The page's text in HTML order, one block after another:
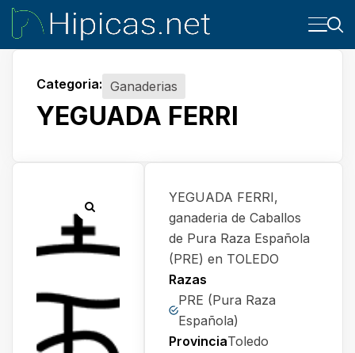
Categoria: Ganaderias
YEGUADA FERRI
YEGUADA FERRI,
ganaderia de Caballos
de Pura Raza Española
(PRE) en TOLEDO
Razas
PRE (Pura Raza
Española)
ProvinciaToledo